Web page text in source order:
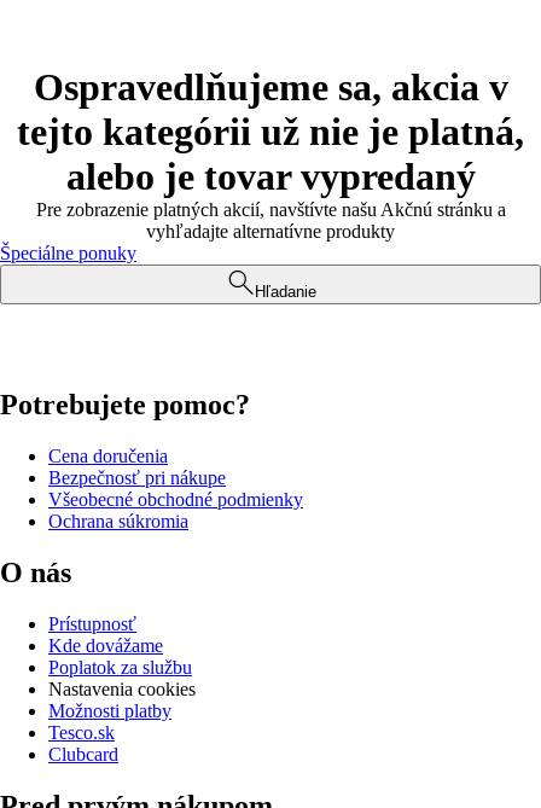
Ospravedlňujeme sa, akcia v
tejto kategórii už nie je platná,
alebo je tovar vypredaný
Pre zobrazenie platných akcií, navštívte našu Akčnú stránku a
vyhľadajte alternatívne produkty
Špeciálne ponuky
Hľadanie
Potrebujete pomoc?
Cena doručenia
Bezpečnosť pri nákupe
Všeobecné obchodné podmienky
Ochrana súkromia
O nás
Prístupnosť
Kde dovážame
Poplatok za službu
Nastavenia cookies
Možnosti platby
Tesco.sk
Clubcard